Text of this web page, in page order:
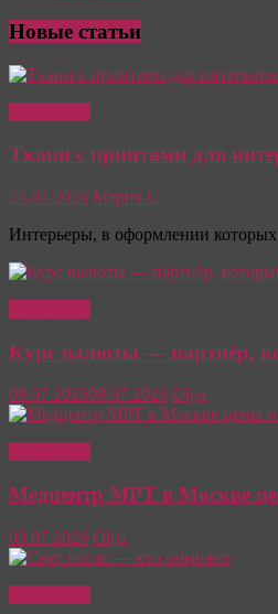
Новые статьи
Ткани с принтами для
25.07.2026 Мария С
Интерьеры, в оформлении которых
Курс валюты — партнёр,
09.07.202609.07.2026 Olga
Медцентр МРТ в Москве
09.07.2026 Olga